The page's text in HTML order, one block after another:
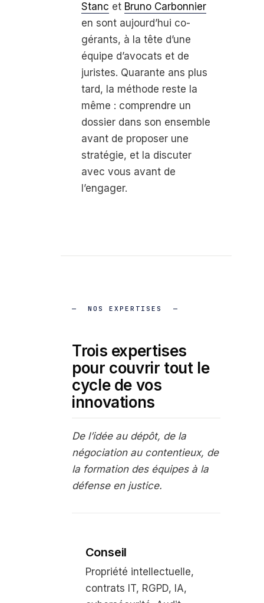
Stanc et Bruno Carbonnier
en sont aujourd’hui co-
gérants, à la tête d’une
équipe d’avocats et de
juristes. Quarante ans plus
tard, la méthode reste la
même : comprendre un
dossier dans son ensemble
avant de proposer une
stratégie, et la discuter
avec vous avant de
l’engager.
NOS EXPERTISES
Trois expertises
pour couvrir tout le
cycle de vos
innovations
De l’idée au dépôt, de la
négociation au contentieux, de
la formation des équipes à la
défense en justice.
Conseil
Propriété intellectuelle,
contrats IT, RGPD, IA,